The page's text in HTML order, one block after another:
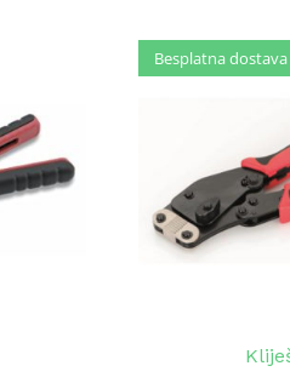
Besplatna dostava
Besplatna dostava